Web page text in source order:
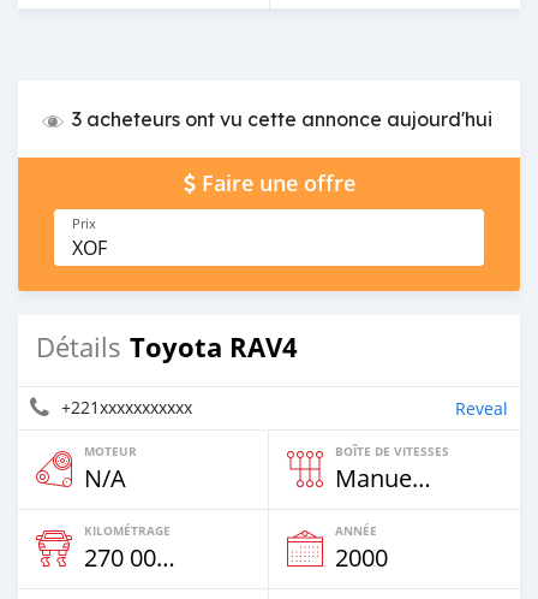
3 acheteurs ont vu cette annonce aujourd'hui
Faire une offre
Prix
XOF
Détails Toyota RAV4
+221xxxxxxxxxxx Reveal
MOTEUR
N/A
BOÎTE DE VITESSES
Manuelle
KILOMÉTRAGE
270 000 Km
ANNÉE
2000